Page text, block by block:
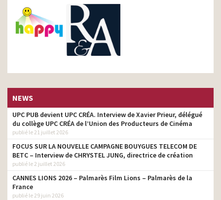
NEWS
UPC PUB devient UPC CRÉA. Interview de Xavier Prieur, délégué
du collège UPC CRÉA de l’Union des Producteurs de Cinéma
publié le 21 juillet 2026
FOCUS SUR LA NOUVELLE CAMPAGNE BOUYGUES TELECOM DE
BETC – Interview de CHRYSTEL JUNG, directrice de création
publié le 2 juillet 2026
CANNES LIONS 2026 – Palmarès Film Lions – Palmarès de la
France
publié le 29 juin 2026